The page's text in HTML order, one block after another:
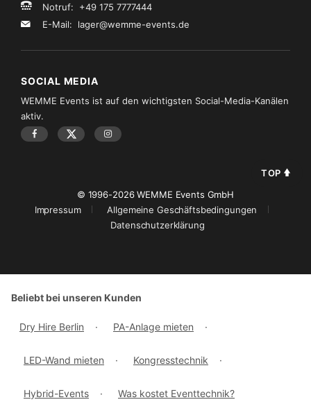
Notruf: +49 175 7777444
E-Mail: lager@wemme-events.de
SOCIAL MEDIA
WEMME Events ist auf den wichtigsten Social-Media-Kanälen
aktiv.
© 1996-2026 WEMME Events GmbH
Impressum
Allgemeine Geschäftsbedingungen
Datenschutzerklärung
TOP
Beliebt bei unseren Kunden
Dry Hire Berlin · PA-Anlage mieten ·
LED-Wand mieten · Kongresstechnik ·
Hybrid-Events · Was kostet Eventtechnik?